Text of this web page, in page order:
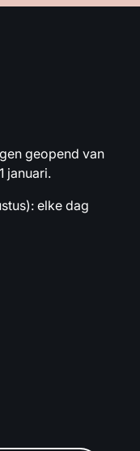
geopend van
januari.
elke dag